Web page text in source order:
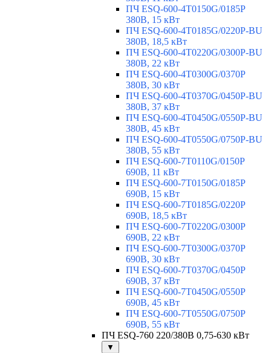
ПЧ ESQ-600-4T0150G/0185P
380В, 15 кВт
ПЧ ESQ-600-4T0185G/0220P-BU
380В, 18,5 кВт
ПЧ ESQ-600-4T0220G/0300P-BU
380В, 22 кВт
ПЧ ESQ-600-4T0300G/0370P
380В, 30 кВт
ПЧ ESQ-600-4T0370G/0450P-BU
380В, 37 кВт
ПЧ ESQ-600-4T0450G/0550P-BU
380В, 45 кВт
ПЧ ESQ-600-4T0550G/0750P-BU
380В, 55 кВт
ПЧ ESQ-600-7T0110G/0150P
690В, 11 кВт
ПЧ ESQ-600-7T0150G/0185P
690В, 15 кВт
ПЧ ESQ-600-7T0185G/0220P
690В, 18,5 кВт
ПЧ ESQ-600-7T0220G/0300P
690В, 22 кВт
ПЧ ESQ-600-7T0300G/0370P
690В, 30 кВт
ПЧ ESQ-600-7T0370G/0450P
690В, 37 кВт
ПЧ ESQ-600-7T0450G/0550P
690В, 45 кВт
ПЧ ESQ-600-7T0550G/0750P
690В, 55 кВт
ПЧ ESQ-760 220/380В 0,75-630 кВт
▼